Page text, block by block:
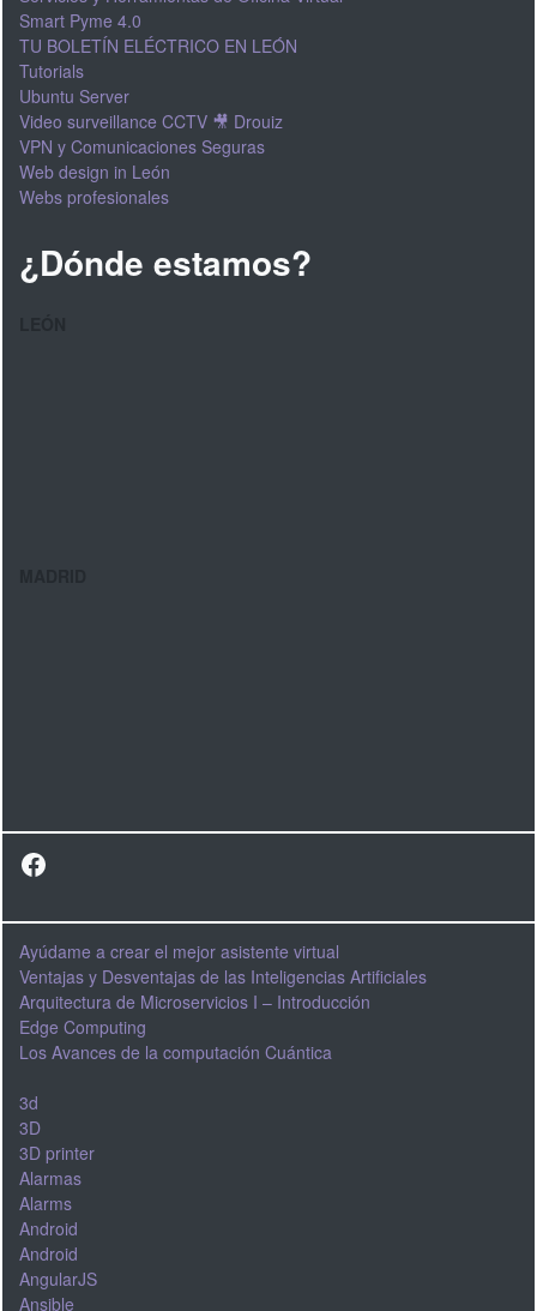
Smart Pyme 4.0
TU BOLETÍN ELÉCTRICO EN LEÓN
Tutorials
Ubuntu Server
Video surveillance CCTV 🎥 Drouiz
VPN y Comunicaciones Seguras
Web design in León
Webs profesionales
¿Dónde estamos?
Facebook
Ayúdame a crear el mejor asistente virtual
Ventajas y Desventajas de las Inteligencias Artificiales
Arquitectura de Microservicios I – Introducción
Edge Computing
Los Avances de la computación Cuántica
3d
3D
3D printer
Alarmas
Alarms
Android
Android
AngularJS
Ansible